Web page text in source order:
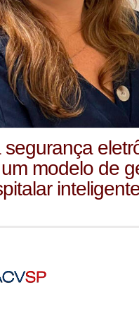
segurança
modelo de